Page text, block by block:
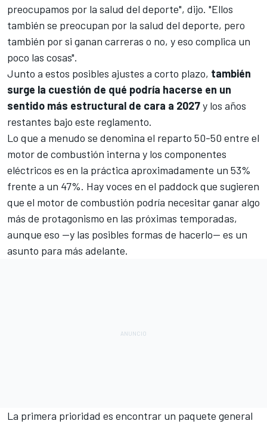
preocupamos por la salud del deporte", dijo. "Ellos
también se preocupan por la salud del deporte, pero
también por si ganan carreras o no, y eso complica un
poco las cosas".
Junto a estos posibles ajustes a corto plazo, también
surge la cuestión de qué podría hacerse en un
sentido más estructural de cara a 2027y los años
restantes bajo este reglamento.
Lo que a menudo se denomina el reparto 50-50 entre el
motor de combustión interna y los componentes
eléctricos es en la práctica aproximadamente un 53%
frente a un 47%. Hay voces en el paddock que sugieren
que el motor de combustión podría necesitar ganar algo
más de protagonismo en las próximas temporadas,
aunque eso —y las posibles formas de hacerlo— es un
asunto para más adelante.
La primera prioridad es encontrar un paquete general